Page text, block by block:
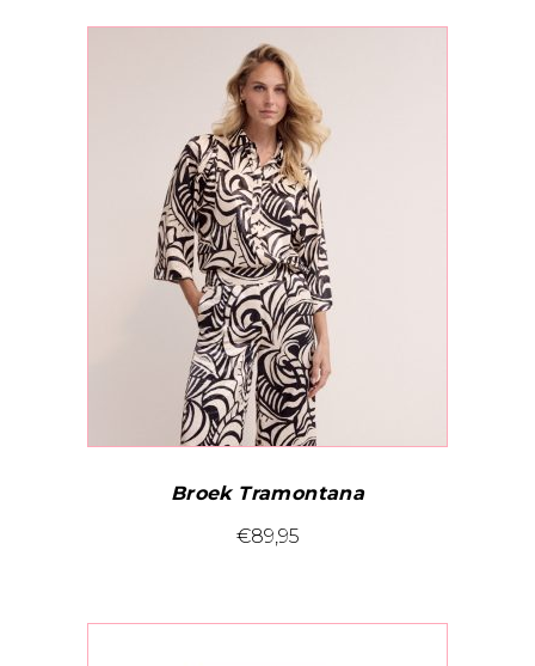
Broek Tramontana
€89,95
Dit
meerdere